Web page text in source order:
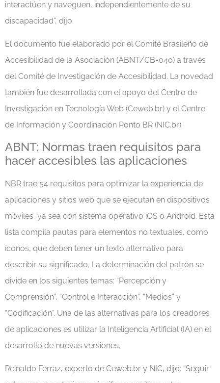
interactúen y naveguen, independientemente de su
discapacidad”, dijo.
El documento fue elaborado por el Comité Brasileño de
Accesibilidad de la Asociación (ABNT/CB-040) a través
del Comité de Investigación de Accesibilidad. La novedad
también fue desarrollada con el apoyo del Centro de
Investigación en Tecnología Web (Ceweb.br) y el Centro
de Información y Coordinación Ponto BR (NIC.br).
ABNT: Normas traen requisitos para
hacer accesibles las aplicaciones
NBR trae 54 requisitos para optimizar la experiencia de
aplicaciones y sitios web que se ejecutan en dispositivos
móviles, ya sea con sistema operativo iOS o Android. Esta
lista compila pautas para elementos no textuales, como
íconos, que deben tener un texto alternativo para
describir su significado. La determinación del patrón se
divide en los siguientes temas: “Percepción y
Comprensión”, “Control e Interacción”, “Medios” y
“Codificación”. Una de las alternativas para los creadores
de aplicaciones es utilizar la Inteligencia Artificial (IA) en el
desarrollo de nuevas versiones.
Reinaldo Ferraz, experto de Ceweb.br y NIC, dijo: “Seguir